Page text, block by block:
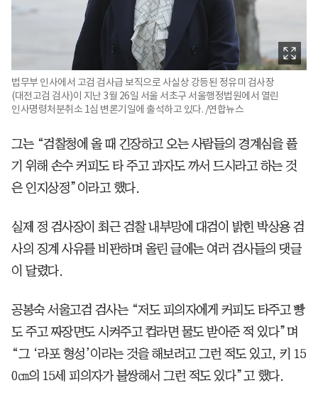
법무부 인사에서 고검 검사급 보직으로 사실상 강등된 정유미 검사장
(대전고검 검사)이 지난 3월 26일 서울 서초구 서울행정법원에서 열린
인사명령처분취소 1심 변론기일에 출석하고 있다. /연합뉴스
그는 “검찰청에 올 때 긴장하고 오는 사람들의 경계심을 풀
기 위해 손수 커피도 타 주고 과자도 까서 드시라고 하는 것
은 인지상정”이라고 했다.
실제 정 검사장이 최근 검찰 내부망에 대검이 밝힌 박상용 검
사의 징계 사유를 비판하며 올린 글에는 여러 검사들의 댓글
이 달렸다.
공봉숙 서울고검 검사는 “저도 피의자에게 커피도 타주고 빵
도 주고 짜장면도 시켜주고 컵라면 물도 받아준 적 있다”며
“그 ‘라포 형성’이라는 것을 해보려고 그런 적도 있고, 키 15
0㎝의 15세 피의자가 불쌍해서 그런 적도 있다”고 했다.